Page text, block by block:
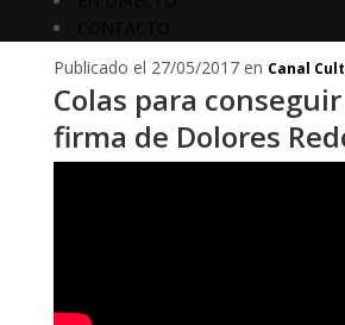
Publicado el 27/05/2017 en Canal
Colas para
firma de Dolores